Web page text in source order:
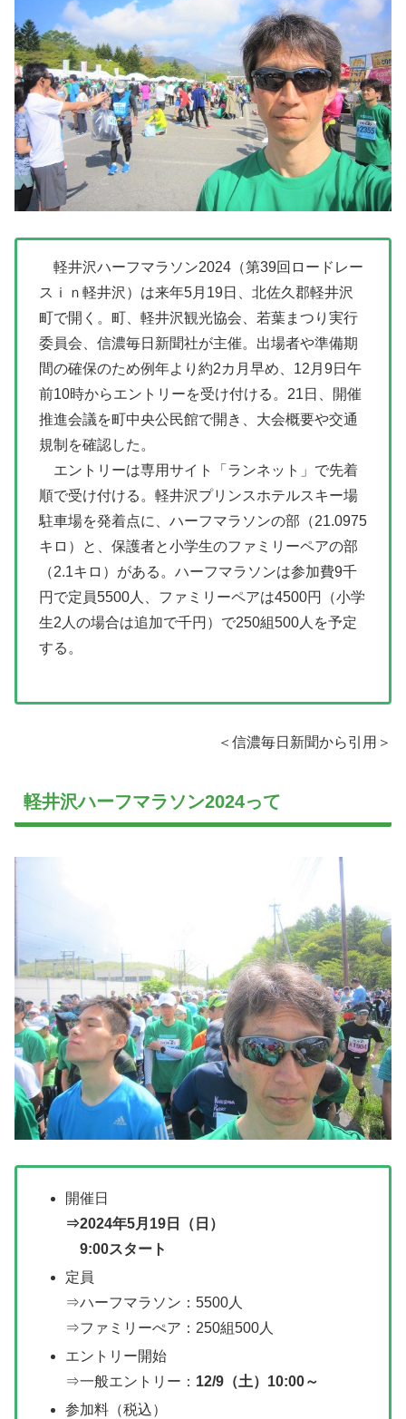
軽井沢ハーフマラソン2024（第39回ロードレー
スｉｎ軽井沢）は来年5月19日、北佐久郡軽井沢
町で開く。町、軽井沢観光協会、若葉まつり実行
委員会、信濃毎日新聞社が主催。出場者や準備期
間の確保のため例年より約2カ月早め、12月9日午
前10時からエントリーを受け付ける。21日、開催
推進会議を町中央公民館で開き、大会概要や交通
規制を確認した。
エントリーは専用サイト「ランネット」で先着
順で受け付ける。軽井沢プリンスホテルスキー場
駐車場を発着点に、ハーフマラソンの部（21.0975
キロ）と、保護者と小学生のファミリーペアの部
（2.1キロ）がある。ハーフマラソンは参加費9千
円で定員5500人、ファミリーペアは4500円（小学
生2人の場合は追加で千円）で250組500人を予定
する。
＜信濃毎日新聞から引用＞
軽井沢ハーフマラソン2024って
開催日
⇒2024年5月19日（日）
9:00スタート
定員
⇒ハーフマラソン：5500人
⇒ファミリーぺア：250組500人
エントリー開始
⇒一般エントリー： 12/9（土）10:00～
参加料（税込）